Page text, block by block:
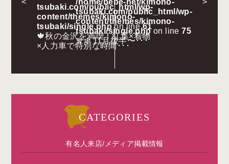
<
tsubaki.com/public_html/wp-
content/themes/kimono-
tsubaki/single.phpon line61
🍁秋の金沢を満喫！紅葉×着物
×人力車で特別な時間･･･
/home/bebe-net/kimono-
tsubaki.com/public_html/wp-
content/themes/kimono-
tsubaki/single.phpon line75
🧣❄️ 11月後半〜･･･
>
CATEGORIES
有名人来店/メディア掲載情報